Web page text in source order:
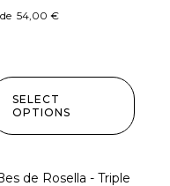
54,00 €
SELECT
OPTIONS